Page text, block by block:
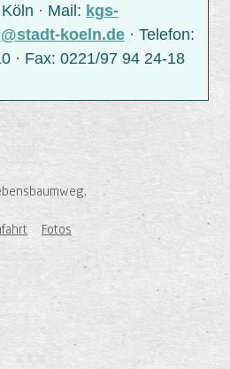
· Mail: kgs-
koeln.de· Telefon:
· Fax: 0221/97 94 24-18
Fotos